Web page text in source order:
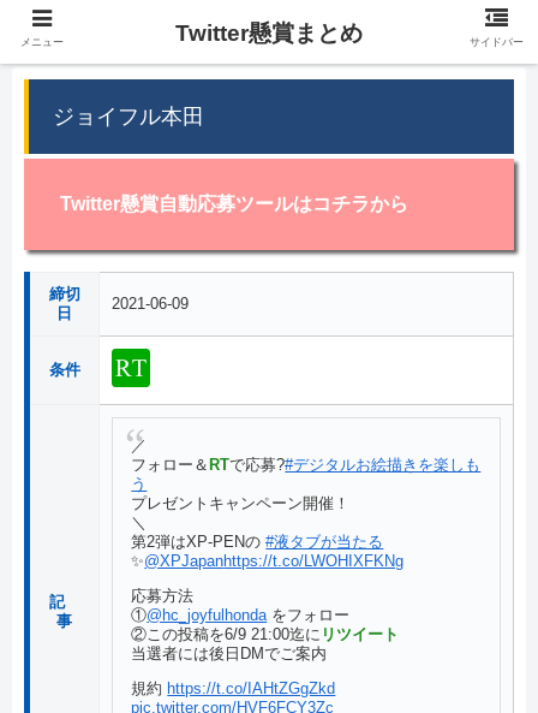
ジョイフル本田
Twitter懸賞自動応募ツールはコチラから
締切
日
2021-06-09
条件
記
事
／
フォロー＆ RTで応募?#デジタルお絵描きを楽しも
う
プレゼントキャンペーン開催！
＼
第2弾はXP-PENの#液タブが当たる
✨@XPJapanhttps://t.co/LWOHIXFKNg
応募方法
①@hc_joyfulhondaをフォロー
②この投稿を6/9 21:00迄に リツイート
当選者には後日DMでご案内
規約 https://t.co/IAHtZGgZkd
pic.twitter.com/HVF6FCY3Zc
メニュー Twitter懸賞まとめ サイドバー